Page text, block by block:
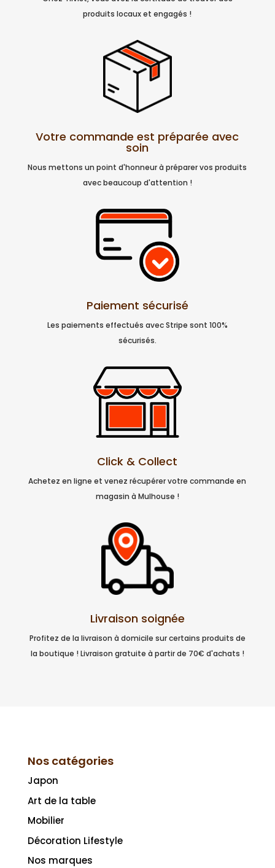
produits locaux et engagés !
Votre commande est préparée avec
soin
Nous mettons un point d'honneur à préparer vos produits
avec beaucoup d'attention !
Paiement sécurisé
Les paiements effectués avec Stripe sont 100%
sécurisés.
Click & Collect
Achetez en ligne et venez récupérer votre commande en
magasin à Mulhouse !
Livraison soignée
Profitez de la livraison à domicile sur certains produits de
la boutique ! Livraison gratuite à partir de 70€ d'achats !
Nos catégories
Japon
Art de la table
Mobilier
Décoration Lifestyle
Nos marques